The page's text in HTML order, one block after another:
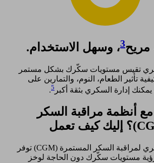
مريح3، وسهل الاستخدام.
تقيس مستويات سكّرك بشكل مستمر
تأثير الطعام، النوم، والتمارين على
إدارة السكري بثقة أكبر 5
. ​
أنظمة مراقبة السكر
أنظمة فري ستايل ليبري لمراقبة السكر المستمرة (CGM) توفر
مستويات سكّرك دون الحاجة لوخز